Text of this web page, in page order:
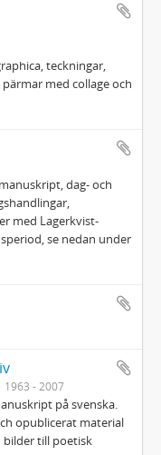
teckningar,
med collage och
dag- och
med Lagerkvist-
se nedan under
1963 - 2007
på svenska.
opublicerat material
bilder till poetisk